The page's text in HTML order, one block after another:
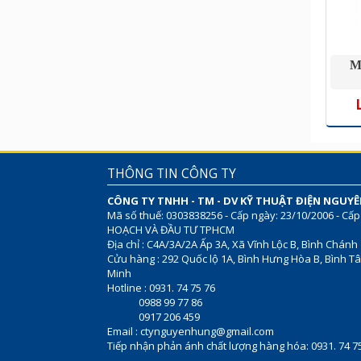
THÔNG TIN CÔNG TY
CÔNG TY TNHH - TM - DV KỸ THUẬT ĐIỆN
Mã số thuế: 0303838256 - Cấp ngày: 23/10/2006 -
HOẠCH VÀ ĐẦU TƯ TPHCM
Địa chỉ : C4A/3A/2A Ấp 3A, Xã Vĩnh Lộc B, Bình Chánh
Cửu hàng : 292 Quốc lộ 1A, Bình Hưng Hòa B, Bình
Minh
Hotline : 0931. 74 75 76
0988 99 77 86
0917 206 459
Email : ctynguyenhung@gmail.com
Tiếp nhận phản ánh chất lượng hàng hóa: 0931. 74